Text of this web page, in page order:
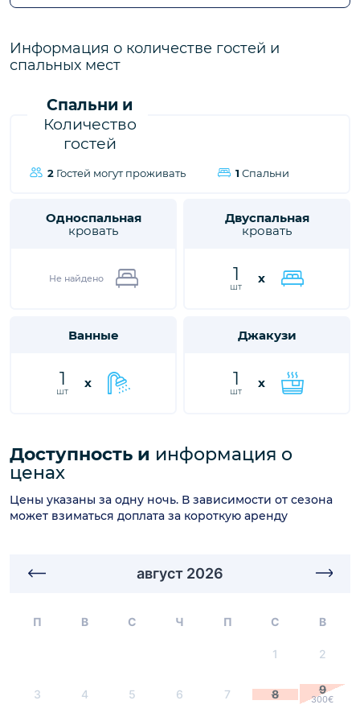
городе Калкан, ждет вас, чтобы подарить вам и вашим
Доступность и информация о
ценах
Цены указаны за одну ночь. В зависимости от сезона
может взиматься доплата за короткую аренду
август 2026
П В С Ч П С В
1 2
3 4 5 6 7 8 9
300€
Информация о количестве гостей и
спальных мест
Спальни и
Количество
гостей
2 Гостей могут проживать 1 Спальни
Односпальная
кровать
Не найдено
Двуспальная
кровать
1
шт
x
Ванные
1
шт
x
Джакузи
1
шт
x